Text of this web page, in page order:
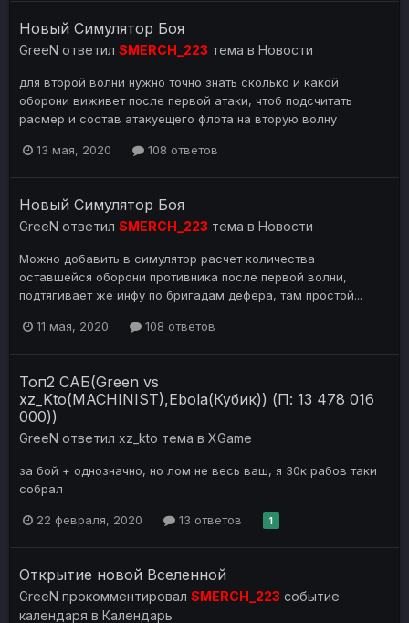
Новый Симулятор Боя
GreeN ответил SMERCH_223 тема в Новости
для второй волни нужно точно знать сколько и какой
оборони виживет после первой атаки, чтоб подсчитать
расмер и состав атакуещего флота на вторую волну
13 мая, 2020 108 ответов
Новый Симулятор Боя
GreeN ответил SMERCH_223 тема в Новости
Можно добавить в симулятор расчет количества
оставшейся оборони противника после первой волни,
подтягивает же инфу по бригадам дефера, там простой...
11 мая, 2020 108 ответов
Топ2 САБ(Green vs
xz_Kto(MACHINIST),Ebola(Кубик)) (П: 13 478 016
000))
GreeN ответил xz_kto тема в XGame
за бой + однозначно, но лом не весь ваш, я 30к рабов таки
собрал
22 февраля, 2020 13 ответов 1
Открытие новой Вселенной
GreeN прокомментировал SMERCH_223 событие
календаря в Календарь